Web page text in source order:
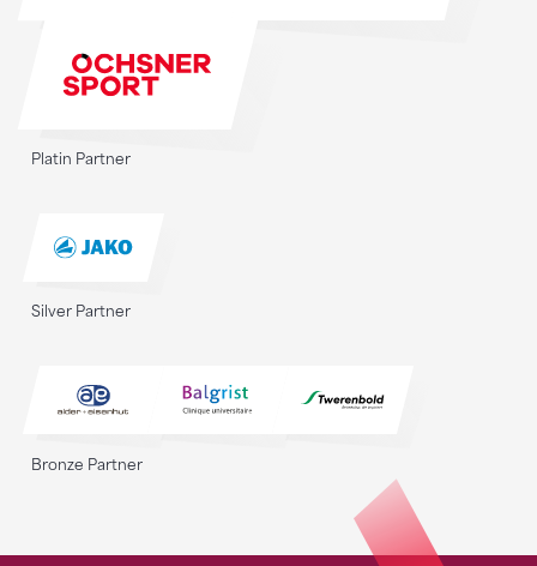
Platin Partner
Silver Partner
Bronze Partner